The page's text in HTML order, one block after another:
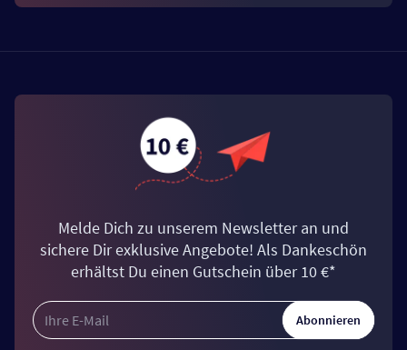
Melde Dich zu unserem Newsletter an und
sichere Dir exklusive Angebote! Als Dankeschön
erhältst Du einen Gutschein über 10 €*
Abonnieren